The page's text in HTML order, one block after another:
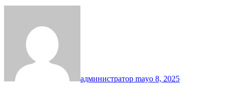
администратор mayo 8, 2025